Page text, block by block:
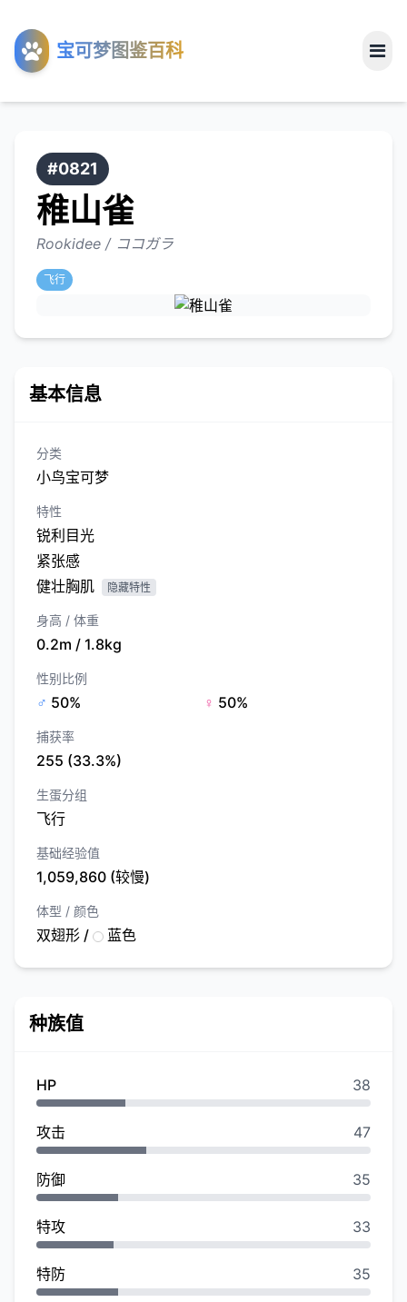
宝可梦图鉴百科
工具
关于
#0821
稚山雀
Rookidee / ココガラ
飞行
基本信息
分类
小鸟宝可梦
特性
锐利目光
紧张感
健壮胸肌
隐藏特性
身高 / 体重
0.2m / 1.8kg
性别比例
♂ 50% ♀ 50%
捕获率
255 (33.3%)
生蛋分组
飞行
基础经验值
1,059,860 (较慢)
体型 / 颜色
双翅形 / 蓝色
种族值
HP 38
攻击 47
防御 35
特攻 33
特防 35